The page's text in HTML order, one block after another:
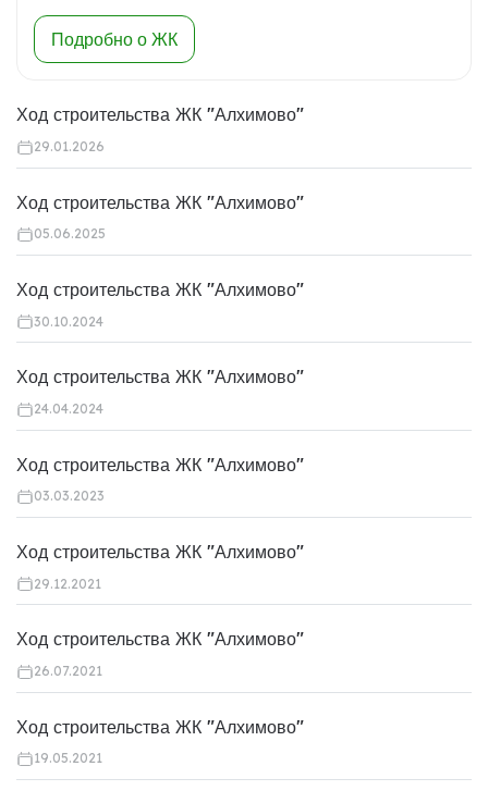
Подробно о ЖК
Ход строительства ЖК "Алхимово"
29.01.2026
Ход строительства ЖК "Алхимово"
05.06.2025
Ход строительства ЖК "Алхимово"
30.10.2024
Ход строительства ЖК "Алхимово"
24.04.2024
Ход строительства ЖК "Алхимово"
03.03.2023
Ход строительства ЖК "Алхимово"
29.12.2021
Ход строительства ЖК "Алхимово"
26.07.2021
Ход строительства ЖК "Алхимово"
19.05.2021